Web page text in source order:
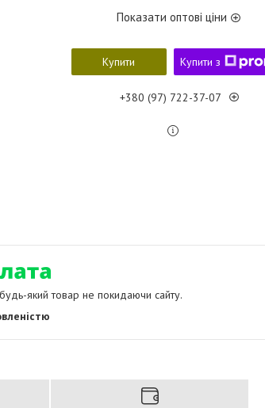
Показати оптові ціни
Купити Купити з
+380 (97) 722-37-07
який товар не покидаючи сайту.